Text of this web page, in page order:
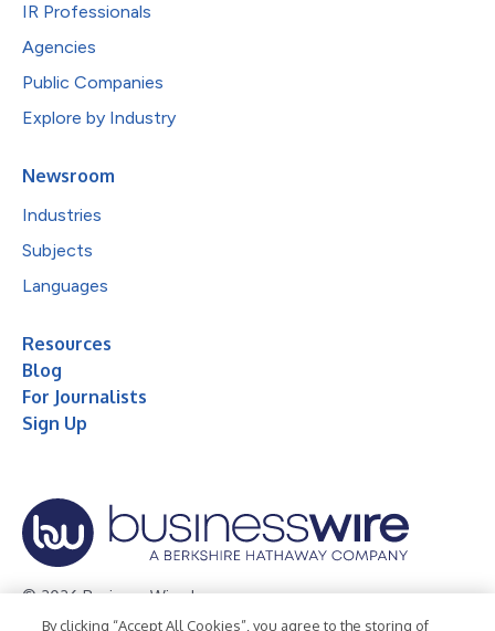
IR Professionals
Agencies
Public Companies
Explore by Industry
Newsroom
Industries
Subjects
Languages
Resources
Blog
For Journalists
Sign Up
© 2026 Business Wire, Inc.
By clicking “Accept All Cookies”, you agree to the storing of